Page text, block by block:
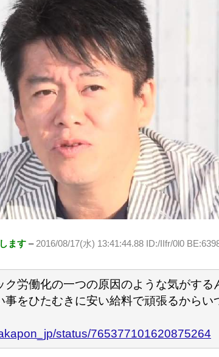
ます –2016/08/17(水) 13:41:44.88 ID:/IIfr/0l0
ク労働化の一つの原因のような気がする
事をひたむきに安い給料で頑張るからい
status/765377101620875264